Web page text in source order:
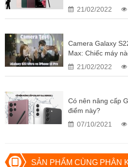
Pin
S Pen
Kết nối mạng di động
SIM
Cổng kết nối
Đánh giá chi tiết
21/02/2022
Camera Galaxy
Max: Chiếc máy
21/02/2022
Có nên nâng cấp
điểm này?
07/10/2021
SẢN PHẨM CÙNG PHÂN